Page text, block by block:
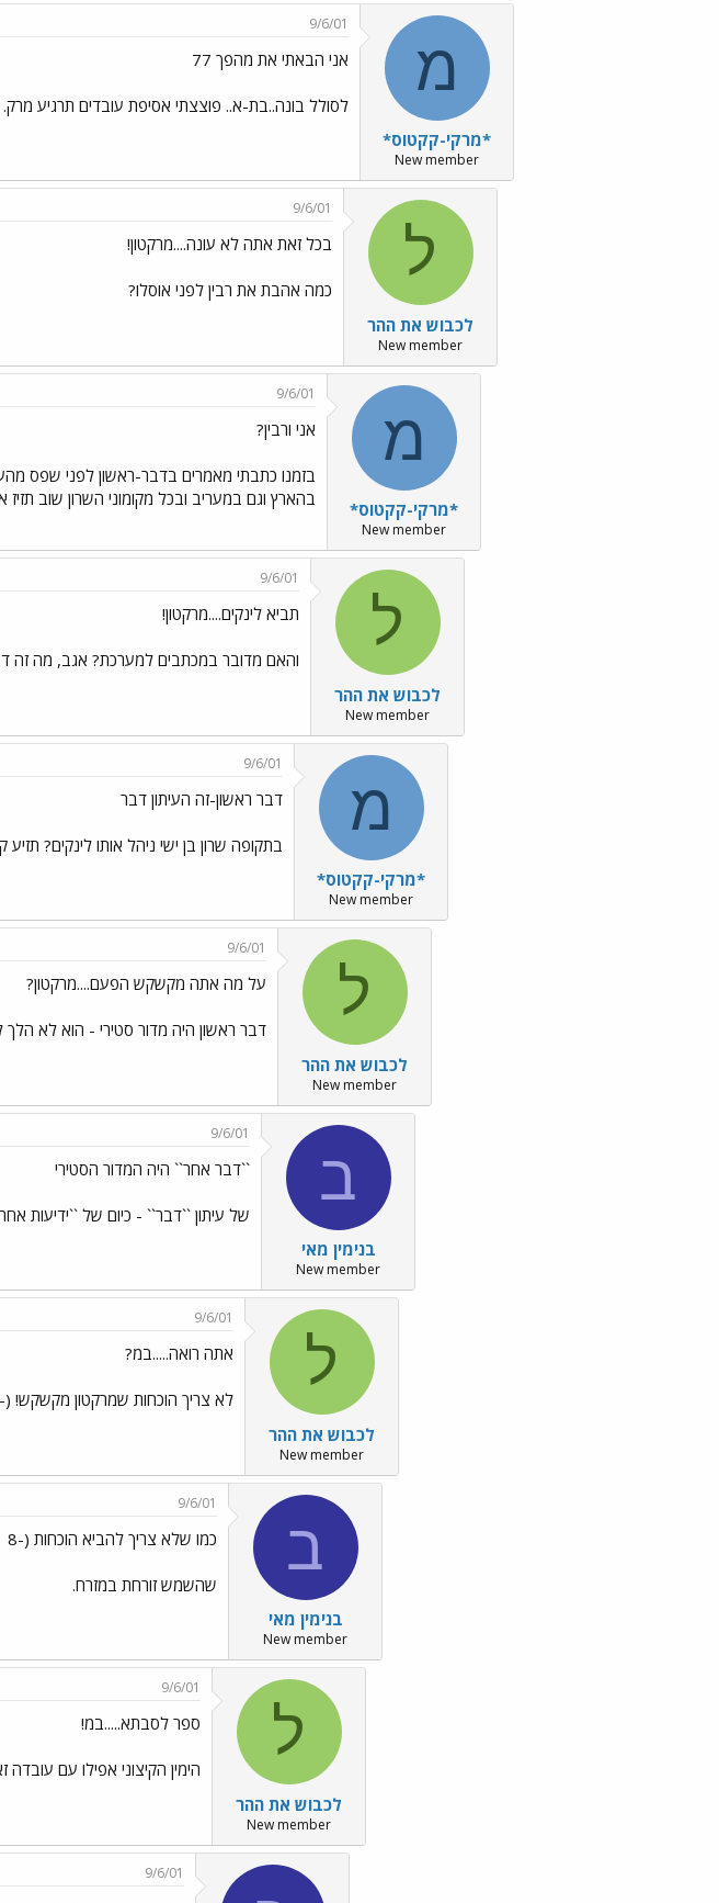
מ
*מרקי-קקטוס*
New member
9/6/01
אני הבאתי את מהפך 77
לסולל בונה..בת-א.. פוצצתי אסיפת עובדים תרגיע מרק.
ל
לכבוש את ההר
New member
9/6/01
בכל זאת אתה לא עונה....מרקטון!
כמה אהבת את רבין לפני אוסלו?
מ
*מרקי-קקטוס*
New member
9/6/01
אני ורבין?
בזמנו כתבתי מאמרים בדבר-ראשון לפני שפס
בהארץ וגם במעריב ובכל מקומוני השרון שוב תזיז
ל
לכבוש את ההר
New member
9/6/01
תביא לינקים....מרקטון!
והאם מדובר במכתבים למערכת? אגב, מה זה
מ
*מרקי-קקטוס*
New member
9/6/01
דבר ראשון-זה העיתון דבר
בתקופה שרון בן ישי ניהל אותו לינקים?
ל
לכבוש את ההר
New member
9/6/01
על מה אתה מקשקש הפעם....מרקטון?
דבר ראשון היה מדור סטירי - הוא לא הלך
ב
בנימין מאי
New member
9/6/01
``דבר אחר`` היה המדור הסטירי
של עיתון ``דבר`` - כיום של ``ידיעות
ל
לכבוש את ההר
New member
9/6/01
אתה רואה.....במ?
לא צריך הוכחות שמרקטון מקשקש!
ב
בנימין מאי
New member
9/6/01
כמו שלא צריך להביא הוכחות (-8
שהשמש זורחת במזרח.
ל
לכבוש את ההר
New member
9/6/01
ספר לסבתא.....במ!
הימין הקיצוני אפילו עם עובדה
9/6/01